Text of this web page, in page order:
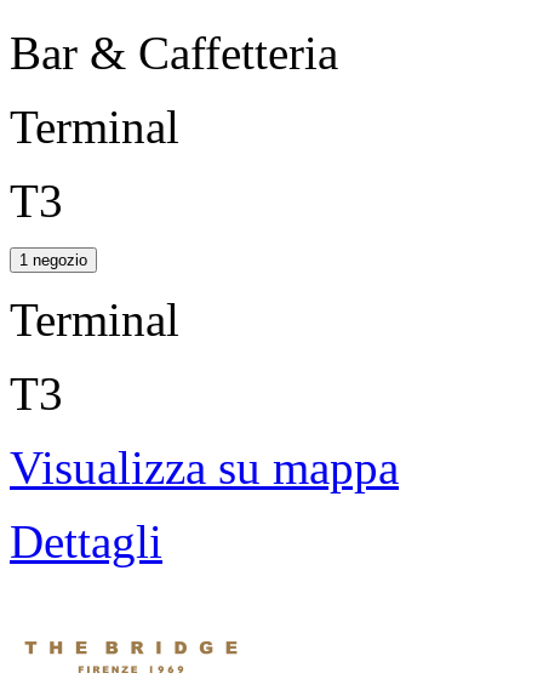
Bar & Caffetteria
Terminal
T3
1 negozio
Terminal
T3
Visualizza su mappa
Dettagli